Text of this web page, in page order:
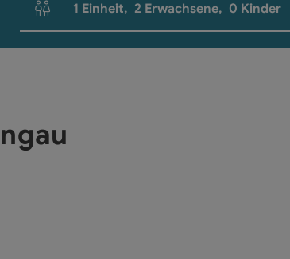
Einheitenanzahl und Personenfelder
1 Einheit, 2 Erwachsene, 0 Kinder